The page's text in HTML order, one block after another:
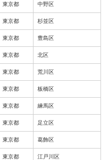
東京都 中野区
東京都 杉並区
東京都 豊島区
東京都 北区
東京都 荒川区
東京都 板橋区
東京都 練馬区
東京都 足立区
東京都 葛飾区
東京都 江戸川区